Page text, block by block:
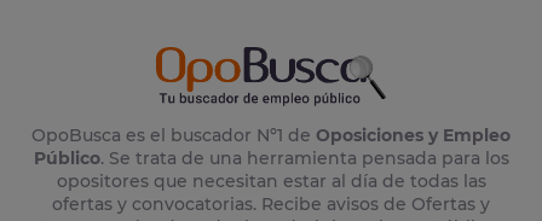
OpoBusca es el buscador Nº1 de Oposiciones y Empleo
Público. Se trata de una herramienta pensada para los
opositores que necesitan estar al día de todas las
ofertas y convocatorias. Recibe avisos de Ofertas y